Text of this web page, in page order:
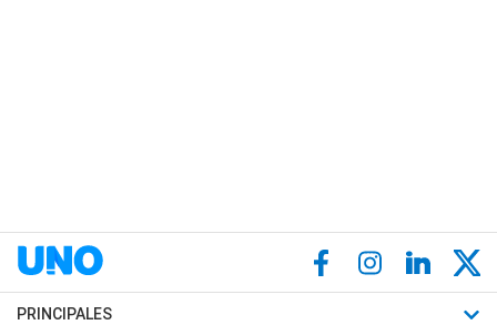
PRINCIPALES